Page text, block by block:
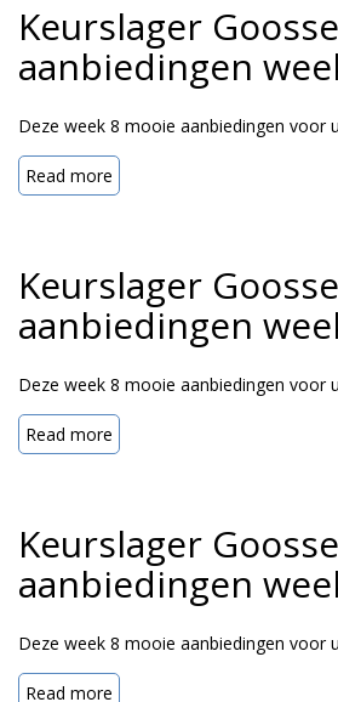
Keurslager
aanbiedingen
Deze week 8 mooie aanbiedingen voor
Read more
Keurslager
aanbiedingen
Deze week 8 mooie aanbiedingen voor
Read more
Keurslager
aanbiedingen
Deze week 8 mooie aanbiedingen voor
Read more